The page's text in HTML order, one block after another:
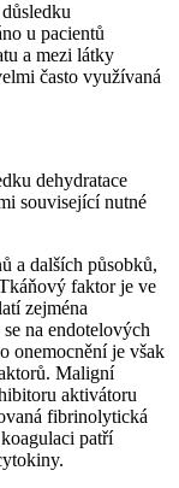
u pacientů
a mezi látky
často využívaná
dehydratace
související nutné
a dalších působků,
faktor je ve
zejména
na endotelových
onemocnění je však
Maligní
aktivátoru
fibrinolytická
patří